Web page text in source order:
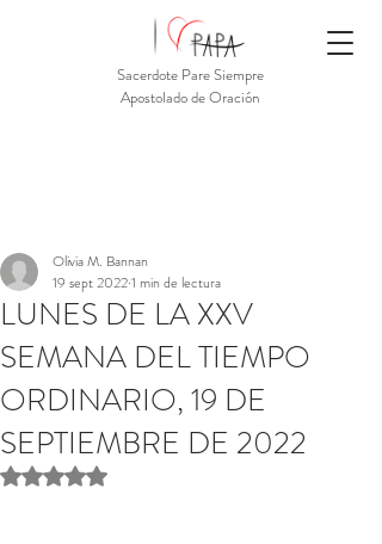
Sacerdote Pare Siempre
Apostolado de Oración
LUNES DE LA XXV
SEMANA DEL TIEMPO
ORDINARIO, 19 DE
SEPTIEMBRE DE 2022
Olivia M. Bannan
19 sept 20221 min de lectura
Obtuvo NaN de 5 estrellas.